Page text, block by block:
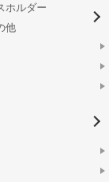
ホルダー
他